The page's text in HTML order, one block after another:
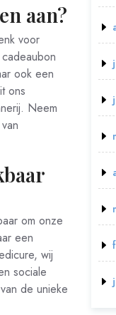
aan?
voor
ook een
ons
Neem
om onze
een
wij
sociale
de unieke